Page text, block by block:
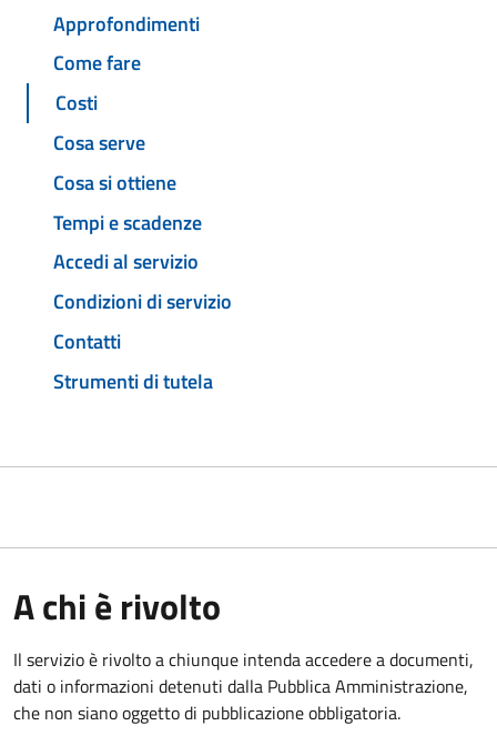
Approfondimenti
Come fare
Costi
Cosa serve
Cosa si ottiene
Tempi e scadenze
Accedi al servizio
Condizioni di servizio
Contatti
Strumenti di tutela
A chi è rivolto
Il servizio è rivolto a chiunque intenda accedere a documenti,
dati o informazioni detenuti dalla Pubblica Amministrazione,
che non siano oggetto di pubblicazione obbligatoria.